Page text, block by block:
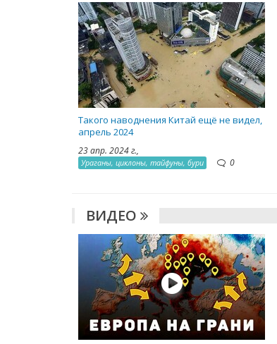
Такого наводнения Китай ещё не видел,
апрель 2024
23 апр. 2024 г.,
Ураганы, циклоны, тайфуны, бури 0
ВИДЕО